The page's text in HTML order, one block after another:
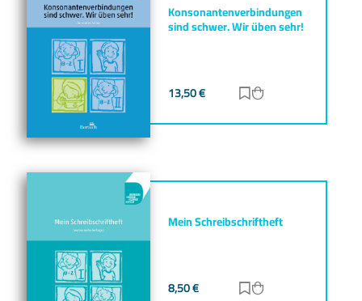
Konsonantenverbindungen
sind schwer. Wir üben sehr!
13,50€ Zur Merkliste
Mein Schreibschriftheft
8,50€ Zur Merkliste